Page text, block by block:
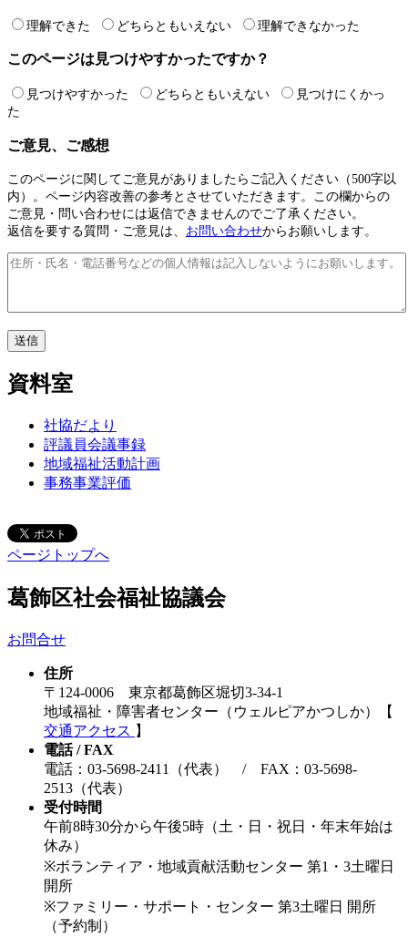
理解できた どちらともいえない 理解できなかった
このページは見つけやすかったですか？
見つけやすかった どちらともいえない
見つけにくかっ
た
ご意見、ご感想
このページに関してご意見がありましたらご記入ください（500字以
内）。ページ内容改善の参考とさせていただきます。この欄からの
ご意見・問い合わせには返信できませんのでご了承ください。
返信を要する質問・ご意見は、 お問い合わせからお願いします。
資料室
社協だより
評議員会議事録
地域福祉活動計画
事務事業評価
ページトップへ
葛飾区社会福祉協議会
お問合せ
住所
〒124-0006 東京都葛飾区堀切3-34-1
地域福祉・障害者センター（ウェルピアかつしか）【
交通アクセス 】
電話 / FAX
電話：03-5698-2411（代表） / FAX：03-5698-
2513（代表）
受付時間
午前8時30分から午後5時（土・日・祝日・年末年始は
休み）
※ボランティア・地域貢献活動センター 第1・3土曜日
開所
※ファミリー・サポート・センター 第3土曜日 開所
（予約制）